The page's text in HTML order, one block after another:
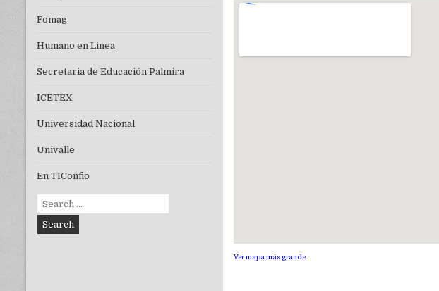
Ver mapa más grande
Fomag
Humano en Linea
Secretaria de Educación Palmira
ICETEX
Universidad Nacional
Univalle
En TIConfio
Search
for: